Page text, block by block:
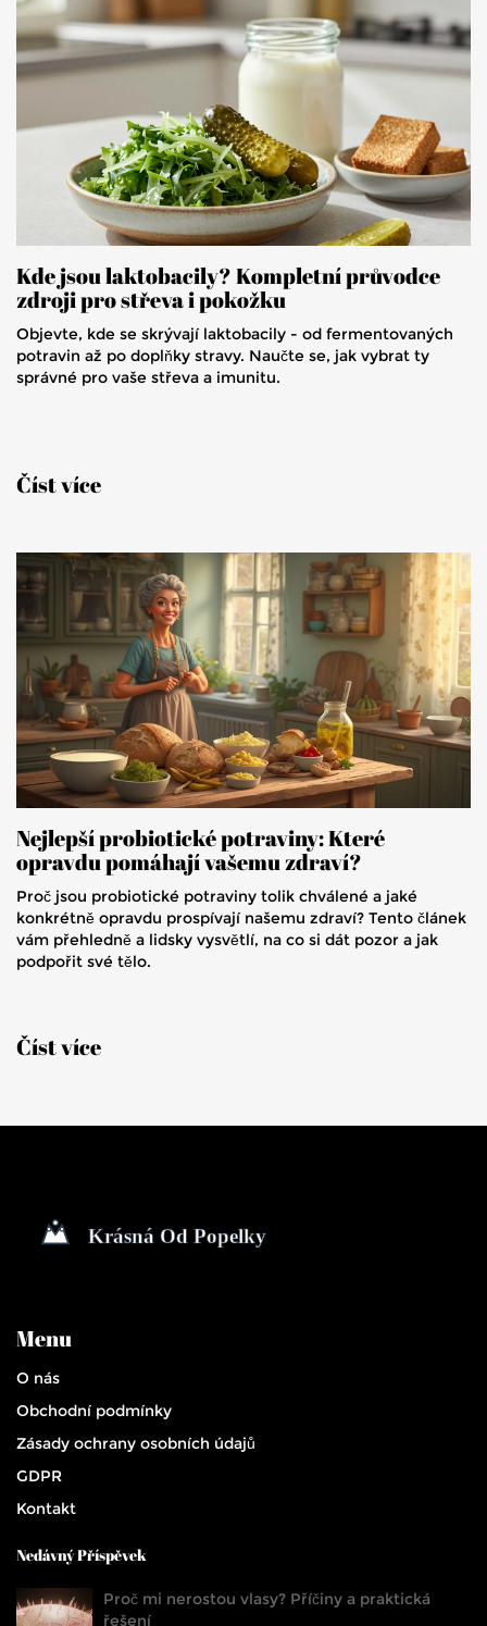
Kde jsou laktobacily? Kompletní průvodce
zdroji pro střeva i pokožku
Objevte, kde se skrývají laktobacily - od fermentovaných
potravin až po doplňky stravy. Naučte se, jak vybrat ty
správné pro vaše střeva a imunitu.
Číst více
Nejlepší probiotické potraviny: Které
opravdu pomáhají vašemu zdraví?
Proč jsou probiotické potraviny tolik chválené a jaké
konkrétně opravdu prospívají našemu zdraví? Tento článek
vám přehledně a lidsky vysvětlí, na co si dát pozor a jak
podpořit své tělo.
Číst více
Menu
O nás
Obchodní podmínky
Zásady ochrany osobních údajů
GDPR
Kontakt
Nedávný Příspěvek
Proč mi nerostou vlasy? Příčiny a praktická
řešení